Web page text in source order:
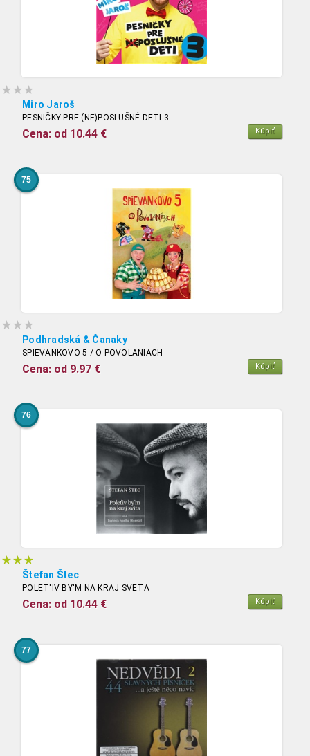
Miro Jaroš
PESNIČKY PRE (NE)POSLUŠNÉ DETI 3
Cena: od 10.44 € Kúpiť
75
Podhradská & Čanaky
SPIEVANKOVO 5 / O POVOLANIACH
Cena: od 9.97 € Kúpiť
76
Štefan Štec
POLET'IV BY'M NA KRAJ SVETA
Cena: od 10.44 € Kúpiť
77